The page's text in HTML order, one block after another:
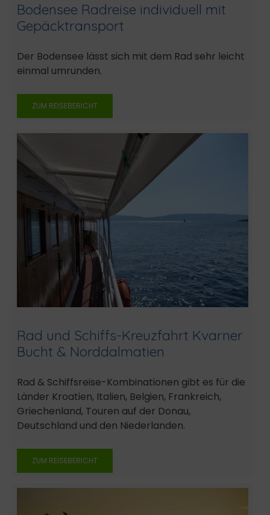
Bodensee Radreise individuell mit
Gepäcktransport
Der Bodensee lässt sich mit dem Rad sehr leicht
einmal umrunden.
ZUM REISEBERICHT
Rad und Schiffs-Kreuzfahrt Kvarner
Bucht & Norddalmatien
Rad & Schiffsreise-Kombinationen gibt es für die
Länder Kroatien, Italien, Belgien, Frankreich,
Griechenland, Touren auf der Donau,
Deutschland und den Niederlanden.
ZUM REISEBERICHT